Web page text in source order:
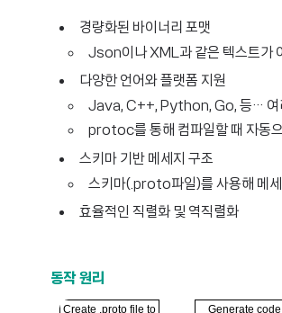
경량화된 바이너리 포맷
Json이나 XML과 같은 텍스트가
다양한 언어와 플랫폼 지원
Java, C++, Python, Go, 등… 여
protoc를 통해 컴파일할 때 자동
스키마 기반 메세지 구조
스키마(.proto파일)를 사용해 메
효율적인 직렬화 및 역직렬화
동작 원리